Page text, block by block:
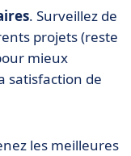
. Surveillez de
projets (reste
mieux
satisfaction de
les meilleures